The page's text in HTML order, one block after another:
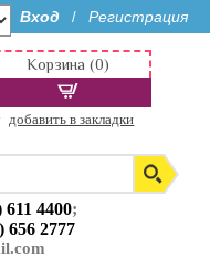
Вход / Регистрация
611 4400;
656 2777
Корзина (0)
добавить в закладки